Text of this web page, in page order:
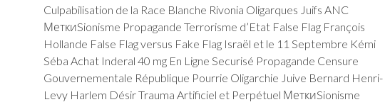
Culpabilisation de la Race Blanche Rivonia Oligarques Juifs ANC
МеткиSionisme Propagande Terrorisme d’Etat False Flag François
Hollande False Flag versus Fake Flag Israël et le 11 Septembre Kémi
Séba Achat Inderal 40 mg En Ligne Securisé Propagande Censure
Gouvernementale République Pourrie Oligarchie Juive Bernard Henri-
Levy Harlem Désir Trauma Artificiel et Perpétuel МеткиSionisme